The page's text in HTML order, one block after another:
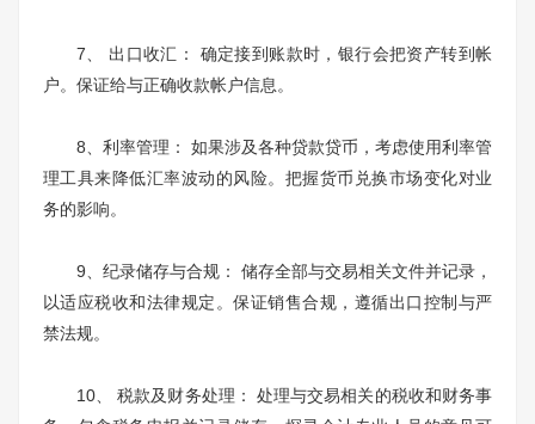
7、 出口收汇： 确定接到账款时，银行会把资产转到帐
户。保证给与正确收款帐户信息。
8、利率管理： 如果涉及各种贷款贷币，考虑使用利率管
理工具来降低汇率波动的风险。把握货币兑换市场变化对业
务的影响。
9、纪录储存与合规： 储存全部与交易相关文件并记录，
以适应税收和法律规定。保证销售合规，遵循出口控制与严
禁法规。
10、 税款及财务处理： 处理与交易相关的税收和财务事